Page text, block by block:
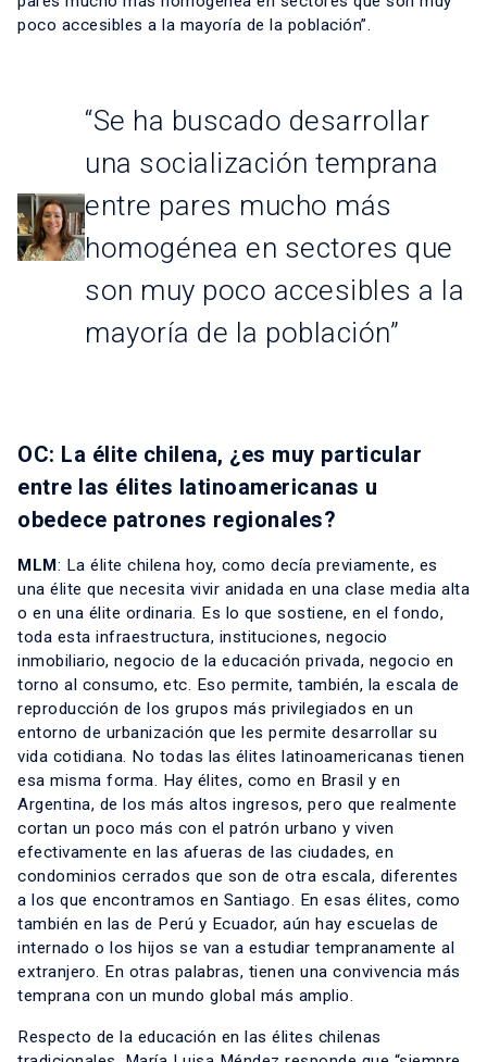
poco accesibles a la mayoría de la población”.
“Se ha buscado desarrollar
una socialización temprana
entre pares mucho más
homogénea en sectores que
son muy poco accesibles a la
mayoría de la población”
OC: La élite chilena, ¿es muy particular
entre las élites latinoamericanas u
obedece patrones regionales?
MLM: La élite chilena hoy, como decía previamente, es
una élite que necesita vivir anidada en una clase media alta
o en una élite ordinaria. Es lo que sostiene, en el fondo,
toda esta infraestructura, instituciones, negocio
inmobiliario, negocio de la educación privada, negocio en
torno al consumo, etc. Eso permite, también, la escala de
reproducción de los grupos más privilegiados en un
entorno de urbanización que les permite desarrollar su
vida cotidiana. No todas las élites latinoamericanas tienen
esa misma forma. Hay élites, como en Brasil y en
Argentina, de los más altos ingresos, pero que realmente
cortan un poco más con el patrón urbano y viven
efectivamente en las afueras de las ciudades, en
condominios cerrados que son de otra escala, diferentes
a los que encontramos en Santiago. En esas élites, como
también en las de Perú y Ecuador, aún hay escuelas de
internado o los hijos se van a estudiar tempranamente al
extranjero. En otras palabras, tienen una convivencia más
temprana con un mundo global más amplio.
Respecto de la educación en las élites chilenas